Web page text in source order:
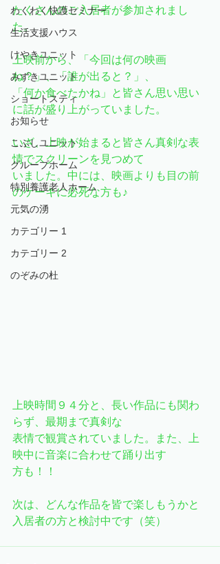
わくわく快護セミナー
生活支援ハウス
けやきユニット
みずきユニット
ショートスティ
お知らせ
こぶしユニット
グループホーム
特別養護老人ホーム
元気の湧
カテゴリー 1
カテゴリー 2
のぞみの杜
たくさんのご入居者が参加されまし
た。
上映前から、「今回は何の映画
ね？」、「誰が出ると？」、
「何か食べたかね」と皆さん思い思い
に話が盛り上がっていました。
いざ、上映が始まると皆さん真剣な表
情でスクリーンを見つめて
いました。中には、映画よりも目の前
のケーキに必死な方も♪
上映時間９４分と、長い作品にも関わ
らず、最期まで真剣な
表情で観賞されていました。また、上
映中に音楽に合わせて踊り出す
方も！！
次は、どんな作品を皆で楽しもうかと
入居者の方と検討中です（笑）